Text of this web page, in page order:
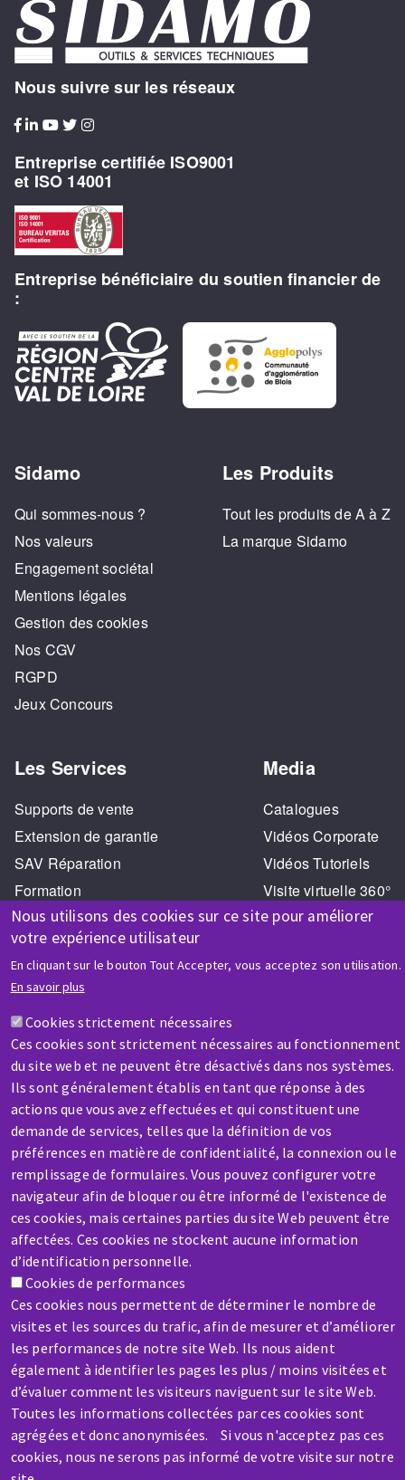
Nous utilisons des cookies sur ce site pour améliorer
votre expérience utilisateur
En cliquant sur le bouton Tout Accepter, vous acceptez son utilisation.
En savoir plus
Cookies strictement nécessaires
Ces cookies sont strictement nécessaires au fonctionnement
du site web et ne peuvent être désactivés dans nos systèmes.
Ils sont généralement établis en tant que réponse à des
actions que vous avez effectuées et qui constituent une
demande de services, telles que la définition de vos
préférences en matière de confidentialité, la connexion ou le
remplissage de formulaires. Vous pouvez configurer votre
navigateur afin de bloquer ou être informé de l'existence de
ces cookies, mais certaines parties du site Web peuvent être
affectées. Ces cookies ne stockent aucune information
d’identification personnelle.
Cookies de performances
Ces cookies nous permettent de déterminer le nombre de
visites et les sources du trafic, afin de mesurer et d’améliorer
les performances de notre site Web. Ils nous aident
également à identifier les pages les plus / moins visitées et
d’évaluer comment les visiteurs naviguent sur le site Web.
Toutes les informations collectées par ces cookies sont
agrégées et donc anonymisées. Si vous n'acceptez pas ces
cookies, nous ne serons pas informé de votre visite sur notre
Nous suivre sur les réseaux
Entreprise certifiée ISO9001
et ISO 14001
Entreprise bénéficiaire du soutien financier de
:
Sidamo
Qui sommes-nous ?
Nos valeurs
Engagement sociétal
Mentions légales
Gestion des cookies
Nos CGV
RGPD
Jeux Concours
Les Produits
Tout les produits de A à Z
La marque Sidamo
Les Services
Supports de vente
Extension de garantie
SAV Réparation
Formation
Media
Catalogues
Vidéos Corporate
Vidéos Tutoriels
Visite virtuelle 360°
AIDE & CONTACT
Une question ? Un renseignement ?
Contactez-nous
SAV / RÉPARATION
Une machine cassée ? En panne ?
Contactez-nous
Aller